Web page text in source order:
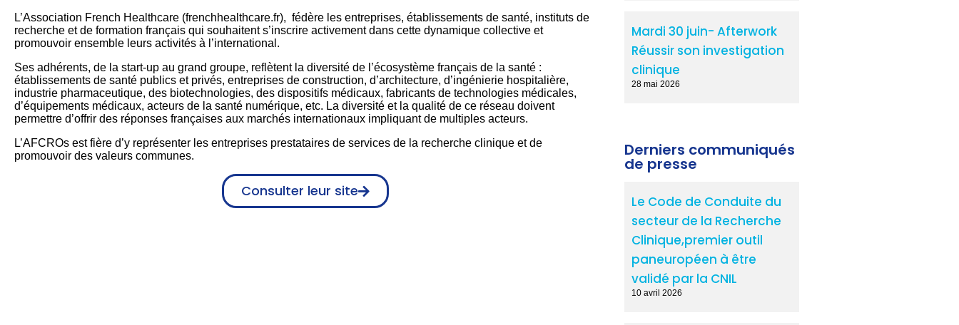
L’Association French Healthcare (frenchhealthcare.fr), fédère les entreprises, établissements de santé, instituts de
recherche et de formation français qui souhaitent s’inscrire activement dans cette dynamique collective et
promouvoir ensemble leurs activités à l’international.
Ses adhérents, de la start-up au grand groupe, reflètent la diversité de l’écosystème français de la santé :
établissements de santé publics et privés, entreprises de construction, d’architecture, d’ingénierie hospitalière,
industrie pharmaceutique, des biotechnologies, des dispositifs médicaux, fabricants de technologies médicales,
d’équipements médicaux, acteurs de la santé numérique, etc. La diversité et la qualité de ce réseau doivent
permettre d’offrir des réponses françaises aux marchés internationaux impliquant de multiples acteurs.
L’AFCROs est fière d’y représenter les entreprises prestataires de services de la recherche clinique et de
promouvoir des valeurs communes.
Consulter leur site
Mardi 30 juin- Afterwork
Réussir son investigation
clinique
28 mai 2026
Derniers communiqués
de presse
Le Code de Conduite du
secteur de la Recherche
Clinique,premier outil
paneuropéen à être
validé par la CNIL
10 avril 2026